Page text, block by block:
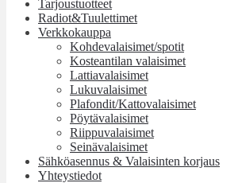
Tarjoustuotteet
Radiot&Tuulettimet
Verkkokauppa
Kohdevalaisimet/spotit
Kosteantilan valaisimet
Lattiavalaisimet
Lukuvalaisimet
Plafondit/Kattovalaisimet
Pöytävalaisimet
Riippuvalaisimet
Seinävalaisimet
Sähköasennus & Valaisinten korjaus
Yhteystiedot